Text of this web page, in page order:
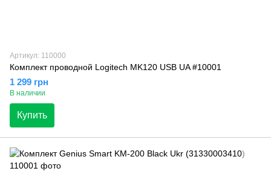
Артикул: 110000
Комплект проводной Logitech MK120 USB UA #10001
1 299 грн
В наличии
Купить